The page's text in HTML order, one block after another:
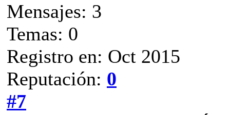
Mensajes: 3
Temas: 0
Registro en: Oct 2015
Reputación: 0
#7